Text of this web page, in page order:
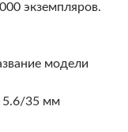
экземпляров.
модели
5.6/35 мм